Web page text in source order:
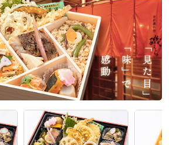
代男女比：男性多め
溝台2026/04/18
をもっと見る